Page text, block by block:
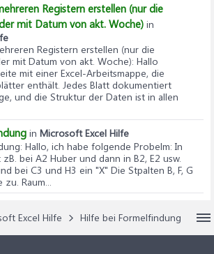
Registern erstellen (nur die
mit Datum von akt. Woche) in
Registern erstellen (nur die
mit Datum von akt. Woche): Hallo
mit einer Excel-Arbeitsmappe, die
enthält. Jedes Blatt dokumentiert
und die Struktur der Daten ist in allen
in Microsoft Excel Hilfe
: Hallo, ich habe folgende Probelm: In
bei A2 Huber und dann in B2, E2 usw.
bei C3 und H3 ein "X" Die Stpalten B, F, G
Raum...
Excel Hilfe Hilfe bei Formelfindung